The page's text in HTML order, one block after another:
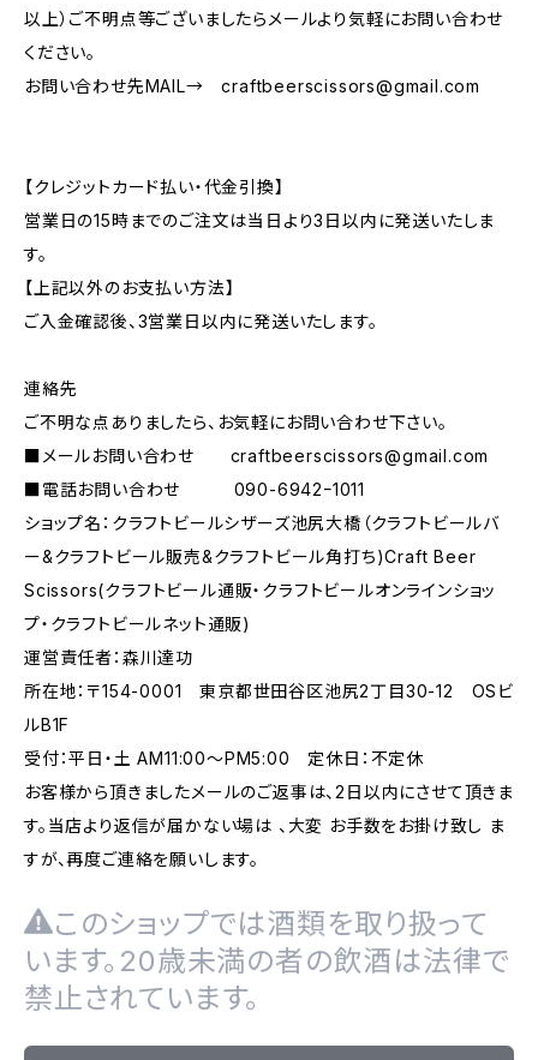
以上）ご不明点等ございましたらメールより気軽にお問い合わせ
ください。
お問い合わせ先MAIL→craftbeerscissors@gmail.com
【クレジットカード払い・代金引換】
営業日の15時までのご注文は当日より3日以内に発送いたしま
す。
【上記以外のお支払い方法】
ご入金確認後、3営業日以内に発送いたします。
連絡先
ご不明な点ありましたら、お気軽にお問い合わせ下さい。
■メールお問い合わせ craftbeerscissors@gmail.com
■電話お問い合わせ 090-6942ｰ1011
ショップ名：クラフトビールシザーズ池尻大橋（クラフトビールバ
ー&クラフトビール販売&クラフトビール角打ち)Craft Beer
Scissors(クラフトビール通販・クラフトビールオンラインショッ
プ・クラフトビールネット通販)
運営責任者：森川達功
所在地：〒154-0001 東京都世田谷区池尻2丁目30-12 OSビ
ルB1F
受付：平日・土 AM11:00～PM5:00 定休日：不定休
お客様から頂きましたメールのご返事は、2日以内にさせて頂きま
す。当店より返信が届かない場は 、大変 お手数をお掛け致し ま
すが、再度ご連絡を願いします。
このショップでは酒類を取り扱って
います。20歳未満の者の飲酒は法律で
禁止されています。